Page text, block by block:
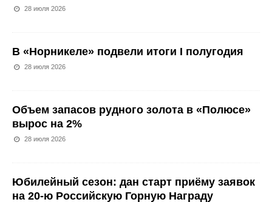
28 июля 2026
В «Норникеле» подвели итоги I полугодия
28 июля 2026
Объем запасов рудного золота в «Полюсе»
вырос на 2%
28 июля 2026
Юбилейный сезон: дан старт приёму заявок
на 20-ю Российскую Горную Награду